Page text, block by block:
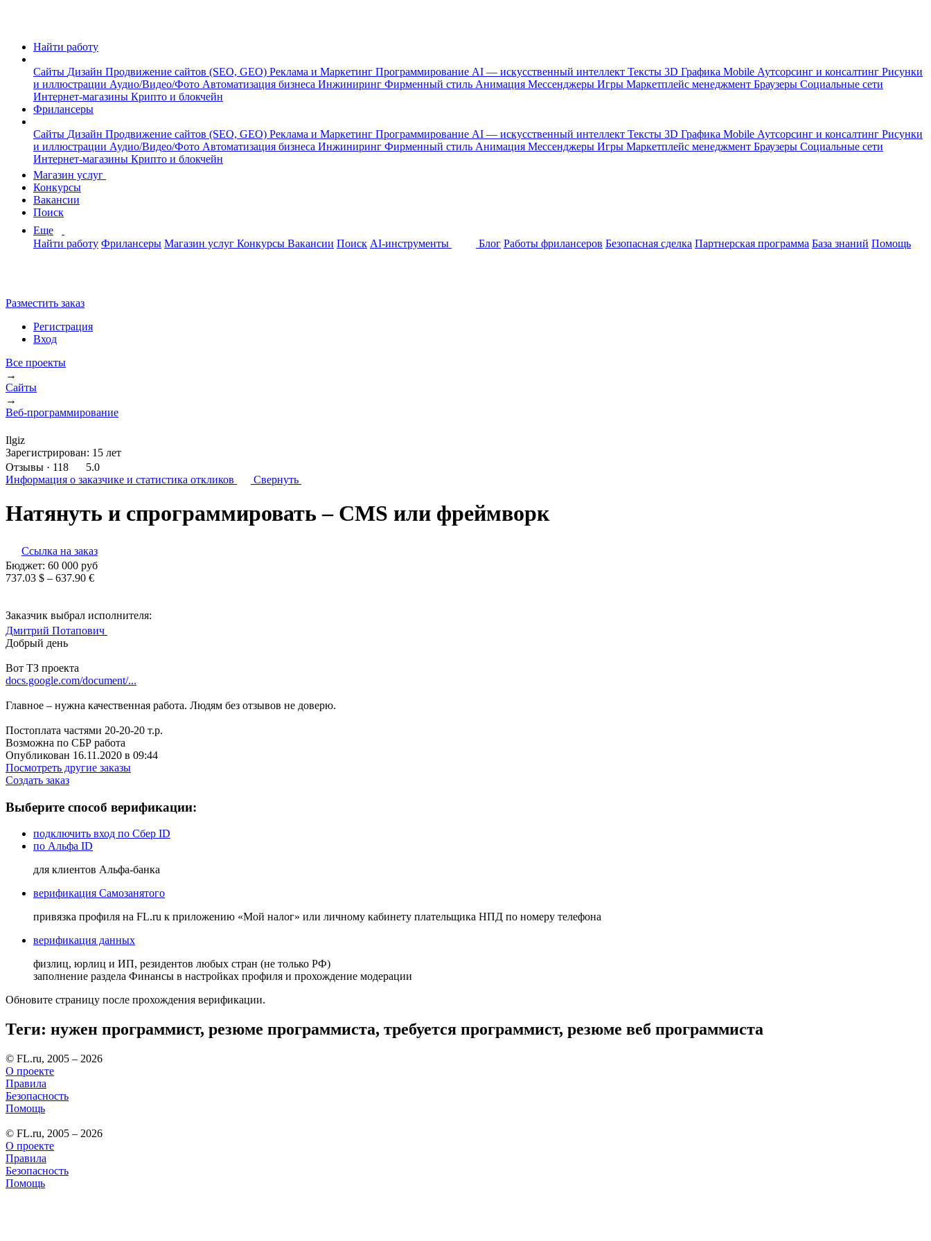
Найти работу
Сайты Дизайн Продвижение сайтов (SEO, GEO) Реклама и Маркетинг Программирование AI — искусственный интеллект Тексты 3D Графика Mobile Аутсорсинг и консалтинг Рисунки
и иллюстрации Аудио/Видео/Фото Автоматизация бизнеса Инжиниринг Фирменный стиль Анимация Мессенджеры Игры Маркетплейс менеджмент Браузеры Социальные сети
Интернет-магазины Крипто и блокчейн
Фрилансеры
Сайты Дизайн Продвижение сайтов (SEO, GEO) Реклама и Маркетинг Программирование AI — искусственный интеллект Тексты 3D Графика Mobile Аутсорсинг и консалтинг Рисунки
и иллюстрации Аудио/Видео/Фото Автоматизация бизнеса Инжиниринг Фирменный стиль Анимация Мессенджеры Игры Маркетплейс менеджмент Браузеры Социальные сети
Интернет-магазины Крипто и блокчейн
Магазин услуг
Конкурсы
Вакансии
Поиск
Еще
Найти работу Фрилансеры Магазин услуг Конкурсы Вакансии Поиск AI-инструменты Блог Работы фрилансеров Безопасная сделка Партнерская программа База знаний Помощь
Разместить заказ
Регистрация
Вход
Все проекты
→
Сайты
→
Веб-программирование
Ilgiz
Зарегистрирован: 15 лет
Отзывы · 118
5.0
Информация о заказчике и статистика откликов Свернуть
Натянуть и спрограммировать – CMS или фреймворк
Ссылка на заказ
Бюджет: 60 000 руб
737.03 $ – 637.90 €
Заказчик выбрал исполнителя:
Дмитрий Потапович
Добрый день
Вот ТЗ проекта
docs.google.com/document/...
Главное – нужна качественная работа. Людям без отзывов не доверю.
Постоплата частями 20-20-20 т.р.
Возможна по СБР работа
Опубликован 16.11.2020 в 09:44
Посмотреть другие заказы
Создать заказ
Выберите способ верификации:
подключить вход по Сбер ID
по Альфа ID
для клиентов Альфа-банка
верификация Самозанятого
привязка профиля на FL.ru к приложению «Мой налог» или личному кабинету плательщика НПД по номеру телефона
верификация данных
физлиц, юрлиц и ИП, резидентов любых стран (не только РФ)
заполнение раздела Финансы в настройках профиля и прохождение модерации
Обновите страницу после прохождения верификации.
Теги: нужен программист, резюме программиста, требуется программист, резюме веб программиста
© FL.ru, 2005 – 2026
О проекте
Правила
Безопасность
Помощь
© FL.ru, 2005 – 2026
О проекте
Правила
Безопасность
Помощь